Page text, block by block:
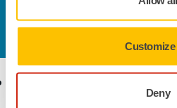
Customize
Deny
kapcsolatotés szakértő
válaszol kérdéseire.